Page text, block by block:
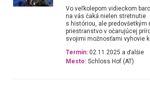
Vo veľkolepom vidieckom
na vás čaká nielen stretnutie
s históriou, ale predovšetkým
priestranstvo v očarujúcej
svojimi možnosťami vyhovie
Termín: 02.11.2025 a ďalšie
Mesto: Schloss Hof (AT)